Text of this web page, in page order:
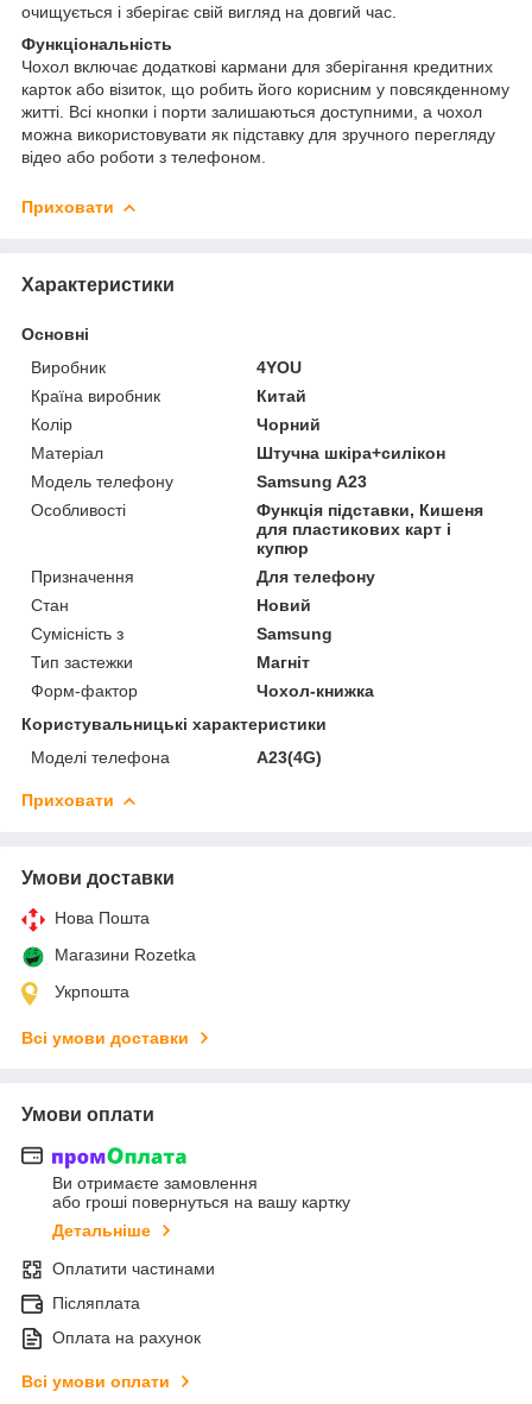
очищується і зберігає свій вигляд на довгий час.
Функціональність
Чохол включає додаткові кармани для зберігання кредитних
карток або візиток, що робить його корисним у повсякденному
житті. Всі кнопки і порти залишаються доступними, а чохол
можна використовувати як підставку для зручного перегляду
відео або роботи з телефоном.
Приховати
Характеристики
Основні
Виробник
4YOU
Країна виробник
Китай
Колір
Чорний
Матеріал
Штучна шкіра+силікон
Модель телефону
Samsung A23
Особливості
Функція підставки, Кишеня
для пластикових карт і
купюр
Призначення
Для телефону
Стан
Новий
Сумісність з
Samsung
Тип застежки
Магніт
Форм-фактор
Чохол-книжка
Користувальницькі характеристики
Моделі телефона
A23(4G)
Приховати
Умови доставки
Нова Пошта
Магазини Rozetka
Укрпошта
Всі умови доставки
Умови оплати
Ви отримаєте замовлення
або гроші повернуться на вашу картку
Детальніше
Оплатити частинами
Післяплата
Оплата на рахунок
Всі умови оплати